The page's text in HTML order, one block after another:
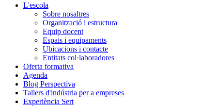
L'escola
Sobre nosaltres
Organització i estructura
Equip docent
Espais i equipaments
Ubicacions i contacte
Entitats col·laboradores
Oferta formativa
Agenda
Blog Perspectiva
Tallers d'indústria per a empreses
Experiència Sert